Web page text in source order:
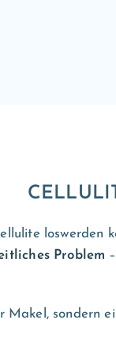
Problem
Makel, sondern